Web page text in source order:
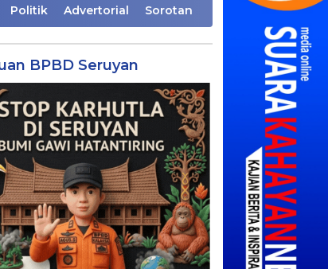
Politik Advertorial Sorotan
BPBD Seruyan